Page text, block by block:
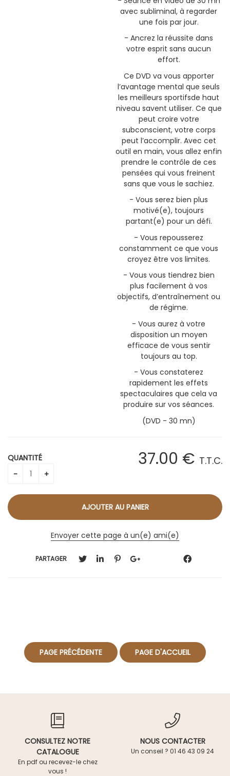
avec subliminal, à regarder
une fois par jour.
- Ancrez la réussite dans
votre esprit sans aucun
effort.
Ce DVD va vous apporter
l’avantage mental que seuls
les meilleurs sportifsde haut
niveau savent utiliser. Ce que
peut croire votre
subconscient, votre corps
peut l’accomplir. Avec cet
outil en main, vous allez enfin
prendre le contrôle de ces
pensées qui vous freinent
sans que vous le sachiez.
- Vous serez bien plus
motivé(e), toujours
partant(e) pour un défi.
- Vous repousserez
constamment ce que vous
croyez être vos limites.
- Vous vous tiendrez bien
plus facilement à vos
objectifs, d’entraînement ou
de régime.
- Vous aurez à votre
disposition un moyen
efficace de vous sentir
toujours au top.
- Vous constaterez
rapidement les effets
spectaculaires que cela va
produire sur vos séances.
(DVD - 30 mn)
37.00 € T.T.C.
QUANTITÉ
Envoyer cette page à un(e) ami(e)
PARTAGER
CONSULTEZ NOTRE
CATALOGUE
En pdf ou recevez-le chez
vous !
NOUS CONTACTER
Un conseil ? 01 46 43 09 24